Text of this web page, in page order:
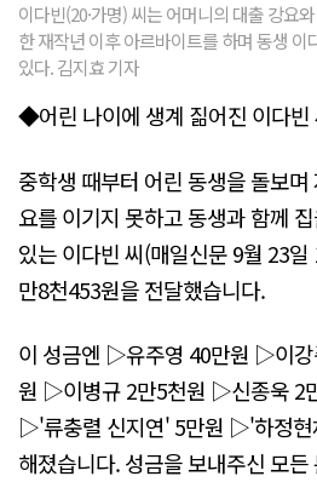
이다빈(20·가명) 씨는 어머니의 대출 강요
한 재작년 이후 아르바이트를 하며 동생 이
있다. 김지효 기자
◆어린 나이에 생계 짊어진 이다빈
중학생 때부터 어린 동생을 돌보
요를 이기지 못하고 동생과 함께
있는 이다빈 씨(매일신문 9월 23
만8천453원을 전달했습니다.
이 성금엔 ▷유주영 40만원 ▷이
원 ▷이병규 2만5천원 ▷신종욱 2
▷'류충렬 신지연' 5만원 ▷'하정현
해졌습니다. 성금을 보내주신 모